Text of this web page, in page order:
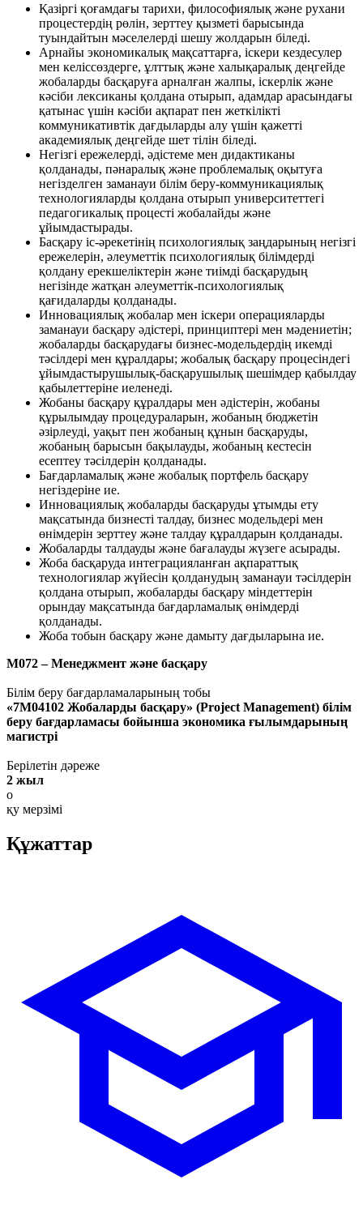
Қазіргі қоғамдағы тарихи, философиялық және рухани
процестердің рөлін, зерттеу қызметі барысында
туындайтын мәселелерді шешу жолдарын біледі.
Арнайы экономикалық мақсаттарға, іскери кездесулер
мен келіссөздерге, ұлттық және халықаралық деңгейде
жобаларды басқаруға арналған жалпы, іскерлік және
кәсіби лексиканы қолдана отырып, адамдар арасындағы
қатынас үшін кәсіби ақпарат пен жеткілікті
коммуникативтік дағдыларды алу үшін қажетті
академиялық деңгейде шет тілін біледі.
Негізгі ережелерді, әдістеме мен дидактиканы
қолданады, пәнаралық және проблемалық оқытуға
негізделген заманауи білім беру-коммуникациялық
технологияларды қолдана отырып университеттегі
педагогикалық процесті жобалайды және
ұйымдастырады.
Басқару іс-әрекетінің психологиялық заңдарының негізгі
ережелерін, әлеуметтік психологиялық білімдерді
қолдану ерекшеліктерін және тиімді басқарудың
негізінде жатқан әлеуметтік-психологиялық
қағидаларды қолданады.
Инновациялық жобалар мен іскери операцияларды
заманауи басқару әдістері, принциптері мен мәдениетін;
жобаларды басқарудағы бизнес-модельдердің икемді
тәсілдері мен құралдары; жобалық басқару процесіндегі
ұйымдастырушылық-басқарушылық шешімдер қабылдау
қабылеттеріне иеленеді.
Жобаны басқару құралдары мен әдістерін, жобаны
құрылымдау процедураларын, жобаның бюджетін
әзірлеуді, уақыт пен жобаның құнын басқаруды,
жобаның барысын бақылауды, жобаның кестесін
есептеу тәсілдерін қолданады.
Бағдарламалық және жобалық портфель басқару
негіздеріне ие.
Инновациялық жобаларды басқаруды ұтымды ету
мақсатында бизнесті талдау, бизнес модельдері мен
өнімдерін зерттеу және талдау құралдарын қолданады.
Жобаларды талдауды және бағалауды жүзеге асырады.
Жоба басқаруда интеграцияланған ақпараттық
технологиялар жүйесін қолданудың заманауи тәсілдерін
қолдана отырып, жобаларды басқару міндеттерін
орындау мақсатында бағдарламалық өнімдерді
қолданады.
Жоба тобын басқару және дамыту дағдыларына ие.
M072 – Менеджмент және басқару
Білім беру бағдарламаларының тобы
«7M04102 Жобаларды басқару» (Project Management) білім
беру бағдарламасы бойынша экономика ғылымдарының
магистрі
Берілетін дәреже
2 жыл
о
қу мерзімі
Құжаттар